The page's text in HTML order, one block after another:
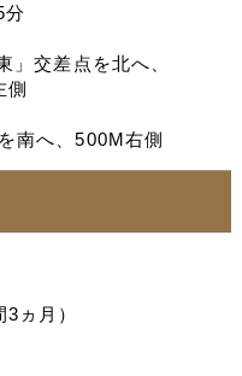
分
」交差点を北へ、
側
南へ、500M右側
ヵ月）